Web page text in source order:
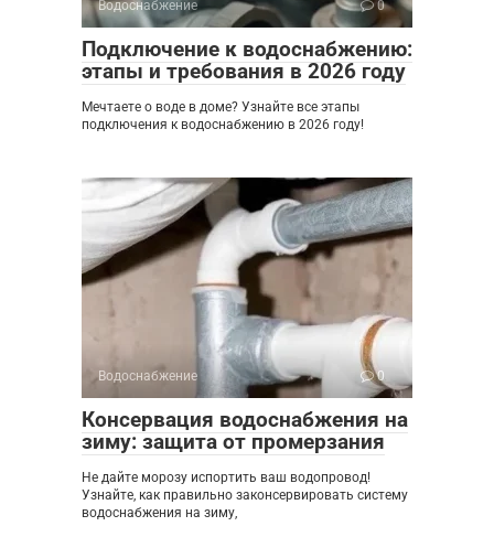
Водоснабжение 0
Подключение к водоснабжению:
этапы и требования в 2026 году
Мечтаете о воде в доме? Узнайте все этапы
подключения к водоснабжению в 2026 году!
Водоснабжение 0
Консервация водоснабжения на
зиму: защита от промерзания
Не дайте морозу испортить ваш водопровод!
Узнайте, как правильно законсервировать систему
водоснабжения на зиму,